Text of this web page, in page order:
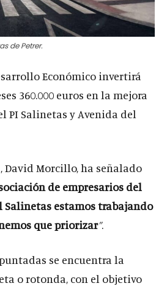
de Petrer.
Económico invertirá
360.000 euros en la mejora
PI Salinetas y Avenida del
David Morcillo, ha señalado
de empresarios del
estamos trabajando
que priorizar”.
se encuentra la
o rotonda, con el objetivo